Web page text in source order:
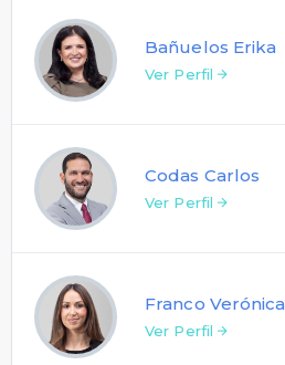
Bañuelos Erika
Ver Perfil
Codas Carlos
Ver Perfil
Franco Verónica
Ver Perfil